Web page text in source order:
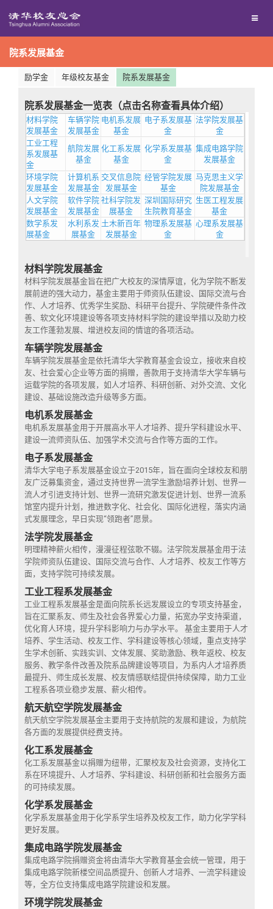
媒体平台
《清华校友通讯》
《水木清华》
我要订阅
新媒体平台
百年清华
清华人物
清华故事
青春风采
校友文苑
校友讲坛
校友视界
校友服务
终身学习
信息化服务
三创大赛
实用信息
校友总会
总会简介
会长致辞
总会章程
理事会名单
制度法规
联系我们
关闭
院系发展基金
励学金 年级校友基金 院系发展基金
院系发展基金一览表（点击名称查看具体介绍）
材料学院
发展基金
车辆学院
发展基金
电机系发展
基金
电子系发展基
金
法学院发展基
金
工业工程
系发展基
金
航院发展
基金
化工系发展
基金
化学系发展基
金
集成电路学院
发展基金
环境学院
发展基金
计算机系
发展基金
交叉信息院
发展基金
经管学院发展
基金
马克思主义学
院发展基金
人文学院
发展基金
软件学院
发展基金
社科学院发
展基金
深圳国际研究
生院教育基金
生医工程发展
基金
数学系发
展基金
水利系发
展基金
土木新百年
发展基金
物理系发展基
金
心理系发展基
金
材料学院发展基金
材料学院发展基金旨在把广大校友的深情厚谊，化为学院不断发
展前进的强大动力，基金主要用于师资队伍建设、国际交流与合
作、人才培养、优秀学生奖励、科研平台提升、学院硬件条件改
善、软文化环境建设等各项支持材料学院的建设举措以及助力校
友工作蓬勃发展、增进校友间的情谊的各项活动。
车辆学院发展基金
车辆学院发展基金是依托清华大学教育基金会设立，接收来自校
友、社会爱心企业等方面的捐赠，善款用于支持清华大学车辆与
运载学院的各项发展，如人才培养、科研创新、对外交流、文化
建设、基础设施改造升级等多方面。
电机系发展基金
电机系发展基金用于开展高水平人才培养、提升学科建设水平、
建设一流师资队伍、加强学术交流与合作等方面的工作。
电子系发展基金
清华大学电子系发展基金设立于2015年，旨在面向全球校友和朋
友广泛募集资金，通过支持世界一流学生激励培养计划、世界一
流人才引进支持计划、世界一流研究激发促进计划、世界一流系
馆室内提升计划，推进数字化、社会化、国际化进程，落实内涵
式发展理念，早日实现“领跑者”愿景。
法学院发展基金
明理精神薪火相传，漫漫征程弦歌不辍。法学院发展基金用于法
学院师资队伍建设、国际交流与合作、人才培养、校友工作等方
面，支持学院可持续发展。
工业工程系发展基金
工业工程系发展基金是面向院系长远发展设立的专项支持基金，
旨在汇聚系友、师生及社会各界爱心力量，拓宽办学支持渠道，
优化育人环境，提升学科影响力与办学水平。 基金主要用于人才
培养、学生活动、校友工作、学科建设等核心领域，重点支持学
生学术创新、实践实训、文体发展、奖助激励、秩年返校、校友
服务、教学条件改善及院系品牌建设等项目，为系内人才培养质
最提升、师生成长发展、校友情感联结提供持续保障，助力工业
工程系各项业稳步发展、薪火相传。
航天航空学院发展基金
航天航空学院发展基金主要用于支持航院的发展和建设，为航院
各方面的发展提供经费支持。
化工系发展基金
化工系发展基金以捐赠为纽带，汇聚校友及社会资源，支持化工
系在环境提升、人才培养、学科建设、科研创新和社会服务方面
的可持续发展。
化学系发展基金
化学系发展基金用于化学系学生培养及校友工作，助力化学学科
更好发展。
集成电路学院发展基金
集成电路学院捐赠资金将由清华大学教育基金会统一管理，用于
集成电路学院新楼空间品质提升、创新人才培养、一流学科建设
等，全方位支持集成电路学院建设和发展。
环境学院发展基金